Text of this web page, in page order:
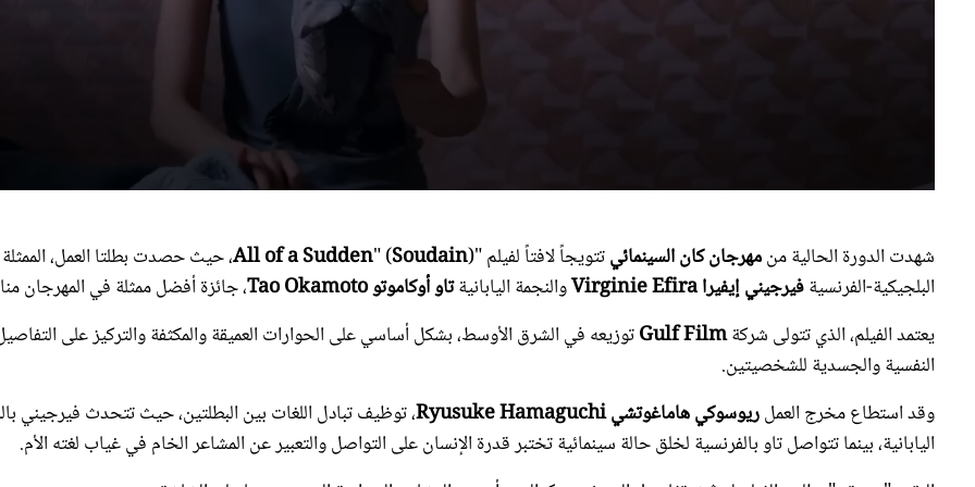
Volume
شهدت الدورة الحالية منمهرجان كان السينمائيتتويجاً لافتاً لفيلم " All of a Sudden" (Soudain
)، حيث حصدت بطلتا العمل، الممثلة
البلجيكية-الفرنسيةفيرجيني إيفيرا Virginie Efira والنجمة اليابانيةتاو أوكاموتو Tao Okamoto
، جائزة أفضل ممثلة في المهرجان
يعتمد الفيلم، الذي تتولى شركةGulf Filmتوزيعه في الشرق الأوسط، بشكل أساسي على الحوارات العميقة والمكثفة والتركيز على
النفسية والجسدية للشخصيتين.
وقد استطاع مخرج العملريوسوكي هاماغوتشي Ryusuke Hamaguchi
، توظيف تبادل اللغات بين البطلتين، حيث تتحدث فيرجيني
اليابانية، بينما تتواصل تاو بالفرنسية لخلق حالة سينمائية تختبر قدرة الإنسان على التواصل والتعبير عن المشاعر الخام في غياب لغته الأم.